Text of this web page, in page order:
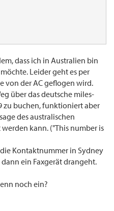
dass ich in Australien bin
Leider geht es per
von der AC geflogen wird.
über das deutsche miles-
zu buchen, funktioniert aber
des australischen
kann. ("This number is
Kontaktnummer in Sydney
ein Faxgerät drangeht.
noch ein?